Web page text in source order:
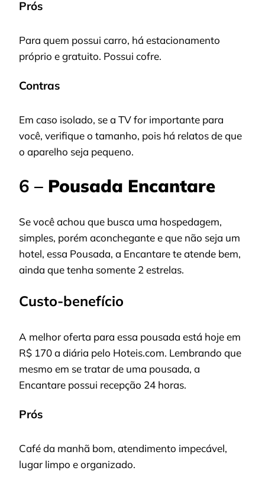
Prós
Para quem possui carro, há estacionamento
próprio e gratuito. Possui cofre.
Contras
Em caso isolado, se a TV for importante para
você, verifique o tamanho, pois há relatos de que
o aparelho seja pequeno.
6 – Pousada Encantare
Se você achou que busca uma hospedagem,
simples, porém aconchegante e que não seja um
hotel, essa Pousada, a Encantare te atende bem,
ainda que tenha somente 2 estrelas.
Custo-benefício
A melhor oferta para essa pousada está hoje em
R$ 170 a diária pelo Hoteis.com. Lembrando que
mesmo em se tratar de uma pousada, a
Encantare possui recepção 24 horas.
Prós
Café da manhã bom, atendimento impecável,
lugar limpo e organizado.